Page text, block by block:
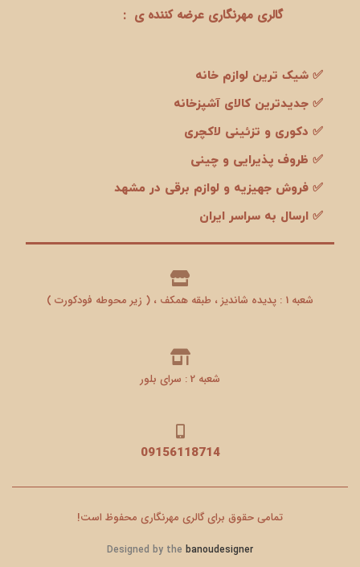
گالری مهرنگاری عرضه کننده ی :
✅ شیک ترین لوازم خانه
✅ جدیدترین کالای آشپزخانه
✅ دکوری و تزئینی لاکچری
✅ ظروف پذیرایی و چینی
✅ فروش جهیزیه و لوازم برقی در مشهد
✅ ارسال به سراسر ایران
شعبه 1 : پدیده شاندیز ، طبقه همکف ، ( زیر محوطه فودکورت )
شعبه 2 : سرای بلور
09156118714
تمامی حقوق برای گالری مهرنگاری محفوظ است!
Designed by the banoudesigner